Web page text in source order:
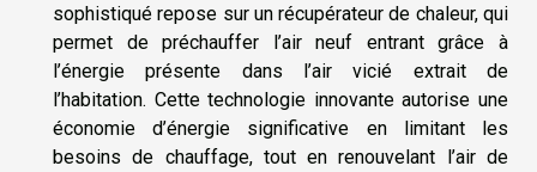
sophistiqué repose sur un récupérateur de chaleur, qui
permet de préchauffer l’air neuf entrant grâce à
l’énergie présente dans l’air vicié extrait de
l’habitation. Cette technologie innovante autorise une
économie d’énergie significative en limitant les
besoins de chauffage, tout en renouvelant l’air de